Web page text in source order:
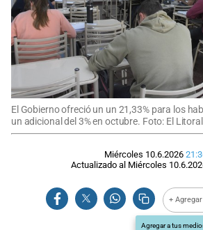
El Gobierno ofreció un un 21,33% para los
un adicional del 3% en octubre. Foto: El Litoral
Miércoles 10.6.2026
Actualizado al Miércoles
+
Agregar a tus